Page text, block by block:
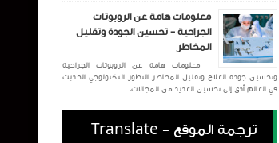
معلومات هامة عن الروبوتات
الجراحية - تحسين الجودة وتقليل
المخاطر
معلومات هامة عن الروبوتات الجراحية
وتحسين جودة العلاج وتقليل المخاطر التطور التكنولوجي الحديث
في العالم أدى إلى تحسين العديد من المجالات، ...
ترجمة الموقع - Translate